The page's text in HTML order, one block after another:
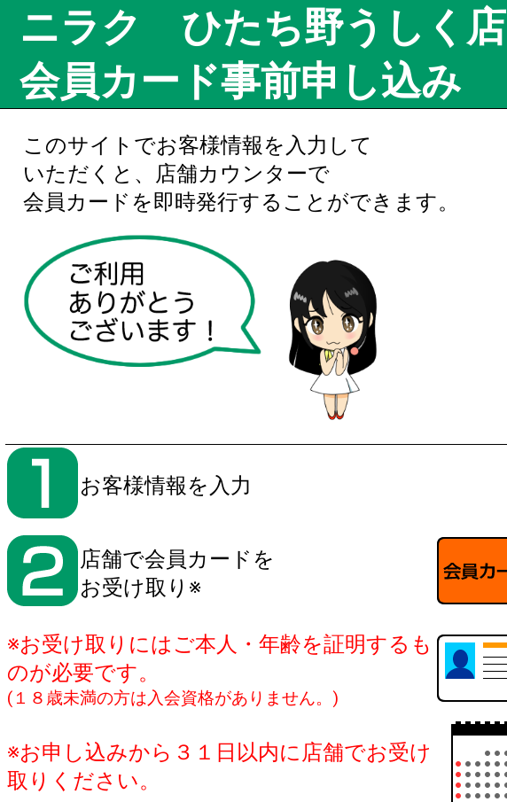
ニラク ひたち野うしく店
会員カード事前申し込み
このサイトでお客様情報を入力して
いただくと、店舗カウンターで
会員カードを即時発行することができます。
お客様情報を入力
店舗で会員カードを
お受け取り※
※お受け取りにはご本人・年齢を証明するも
のが必要です。
(１８歳未満の方は入会資格がありません。)
※お申し込みから３１日以内に店舗でお受け
取りください。